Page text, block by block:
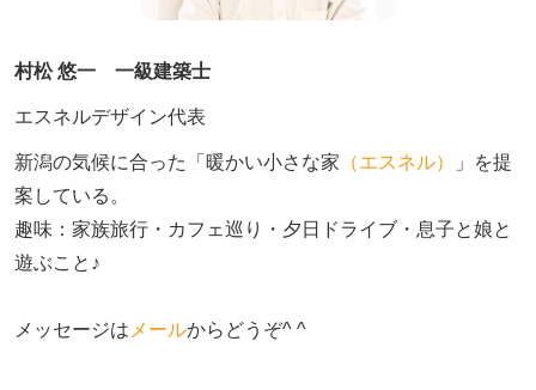
村松 悠一 一級建築士
エスネルデザイン代表
新潟の気候に合った「暖かい小さな家 （エスネル）
」を提
案している。
趣味：家族旅行・カフェ巡り・夕日ドライブ・息子と娘と
遊ぶこと♪
メッセージは メールからどうぞ^ ^